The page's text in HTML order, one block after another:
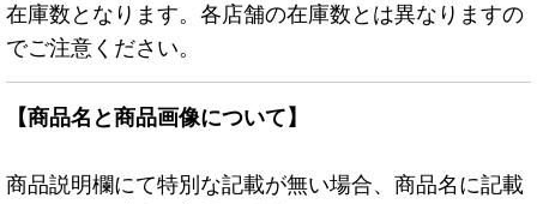
在庫数となります。各店舗の在庫数とは異なりますの
でご注意ください。
【商品名と商品画像について】
商品説明欄にて特別な記載が無い場合、商品名に記載